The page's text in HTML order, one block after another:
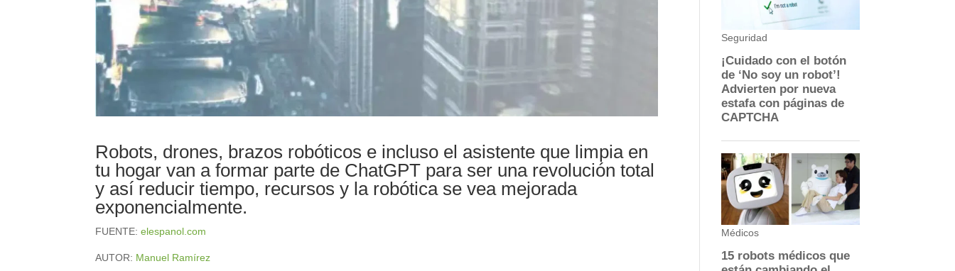
Robots, drones, brazos robóticos e incluso el asistente que limpia en
tu hogar van a formar parte de ChatGPT para ser una revolución total
y así reducir tiempo, recursos y la robótica se vea mejorada
exponencialmente.
FUENTE:elespanol.com
AUTOR: Manuel Ramírez